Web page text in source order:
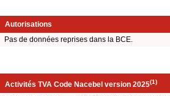
Autorisations
Pas de données reprises dans la BCE.
Activités TVA Code Nacebel version 2025(1)